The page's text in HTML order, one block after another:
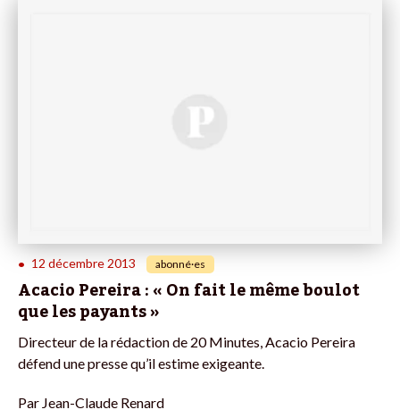
• 12 décembre 2013 abonné·es
Acacio Pereira : « On fait le même boulot
que les payants »
Directeur de la rédaction de 20 Minutes, Acacio Pereira
défend une presse qu’il estime exigeante.
Par Jean-Claude Renard